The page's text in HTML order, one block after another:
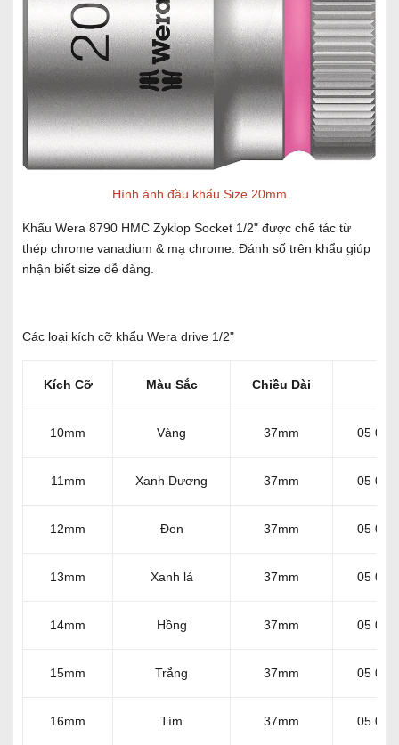
Hình ảnh đầu khẩu Size 20mm
Khẩu Wera 8790 HMC Zyklop Socket 1/2" được chế tác từ
thép chrome vanadium & mạ chrome. Đánh số trên khẩu giúp
nhận biết size dễ dàng.
Các loại kích cỡ khẩu Wera drive 1/2"
Kích Cỡ Màu Sắc Chiều Dài
10mm Vàng 37mm 05
11mm Xanh Dương 37mm 05
12mm Đen 37mm 05
13mm Xanh lá 37mm 05
14mm Hồng 37mm 05
15mm Trắng 37mm 05
16mm Tím 37mm 05